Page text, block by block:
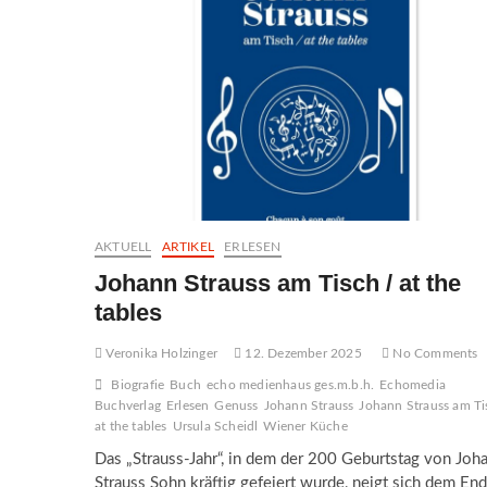
AKTUELL ARTIKEL ERLESEN
Johann Strauss am Tisch / at the
tables
Veronika Holzinger 12. Dezember 2025 No Comments
Biografie Buch echo medienhaus ges.m.b.h.
Echomedia
Buchverlag Erlesen Genuss Johann Strauss Johann Strauss am
at the tables Ursula Scheidl Wiener Küche
Das „Strauss-Jahr“, in dem der 200 Geburtstag von
Strauss Sohn kräftig gefeiert wurde, neigt sich dem